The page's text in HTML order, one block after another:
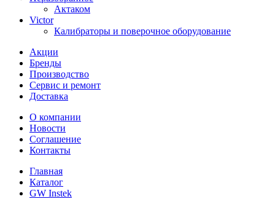
Актаком
Victor
Калибраторы и поверочное оборудование
Акции
Бренды
Производство
Сервис и ремонт
Доставка
О компании
Новости
Соглашение
Контакты
Главная
Каталог
GW Instek